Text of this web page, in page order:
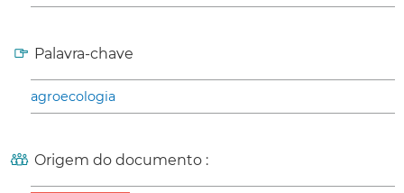
Palavra-chave
agroecologia
Origem do documento :